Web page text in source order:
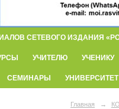
СЕТЕВОГО ИЗДАНИЯ
УЧИТЕЛЮ УЧЕНИКУ
СЕМИНАРЫ
Главная →